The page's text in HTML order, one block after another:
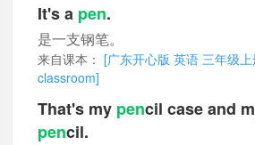
It's a pen.
是一支钢笔。
来自课本： [广东开心版 英语 三年级
classroom]
That's my pencil case and
pencil.